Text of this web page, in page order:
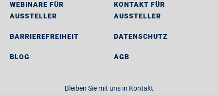
WEBINARE FÜR
AUSSTELLER
BARRIEREFREIHEIT
BLOG
KONTAKT FÜR
AUSSTELLER
DATENSCHUTZ
AGB
Bleiben Sie mit uns in Kontakt